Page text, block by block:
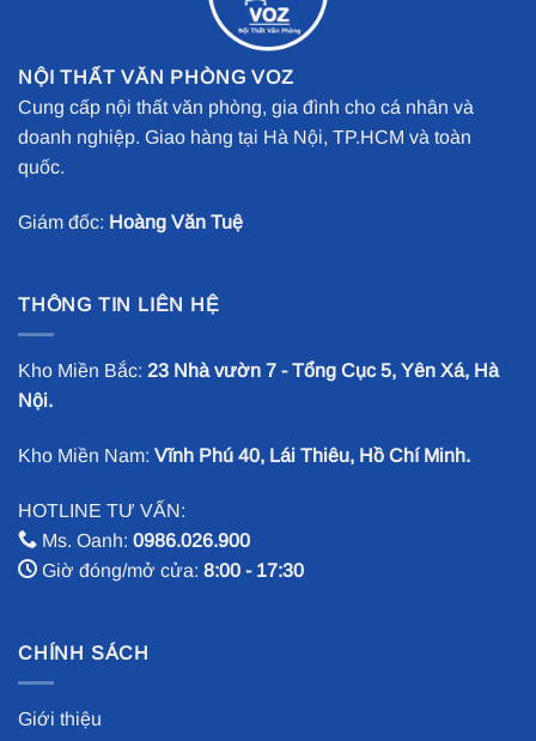
NỘI THẤT VĂN PHÒNG VOZ
Cung cấp nội thất văn phòng, gia đình cho cá nhân và
doanh nghiệp. Giao hàng tại Hà Nội, TP.HCM và toàn
quốc.
Giám đốc: Hoàng Văn Tuệ
THÔNG TIN LIÊN HỆ
Kho Miền Bắc: 23 Nhà vườn 7 - Tổng Cục 5, Yên Xá, Hà
Nội.
Kho Miền Nam: Vĩnh Phú 40, Lái Thiêu, Hồ Chí Minh.
HOTLINE TƯ VẤN:
Ms. Oanh: 0986.026.900
Giờ đóng/mở cửa: 8:00 - 17:30
CHÍNH SÁCH
Giới thiệu